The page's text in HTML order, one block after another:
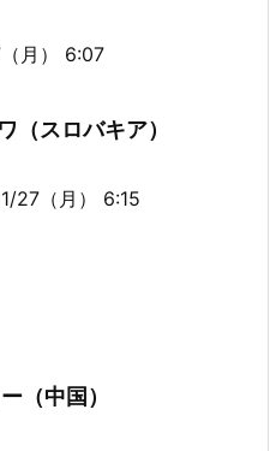
月） 6:07
（スロバキア）
27（月） 6:15
（中国）